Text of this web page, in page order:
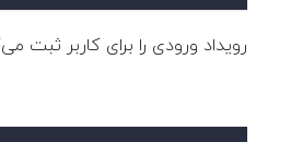
رویداد ورودی را برای کاربر ثبت